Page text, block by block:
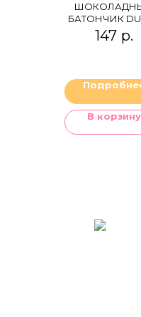
БАТОНЧИК
CHOCONUT
147 р.
В корзину